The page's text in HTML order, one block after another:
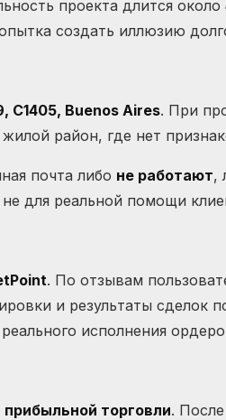
проекта длится около
создать иллюзию
C1405, Buenos Aires. При
район, где нет
почта либо не работают,
для реальной помощи
. По отзывам
и результаты сделок
исполнения
торговли.